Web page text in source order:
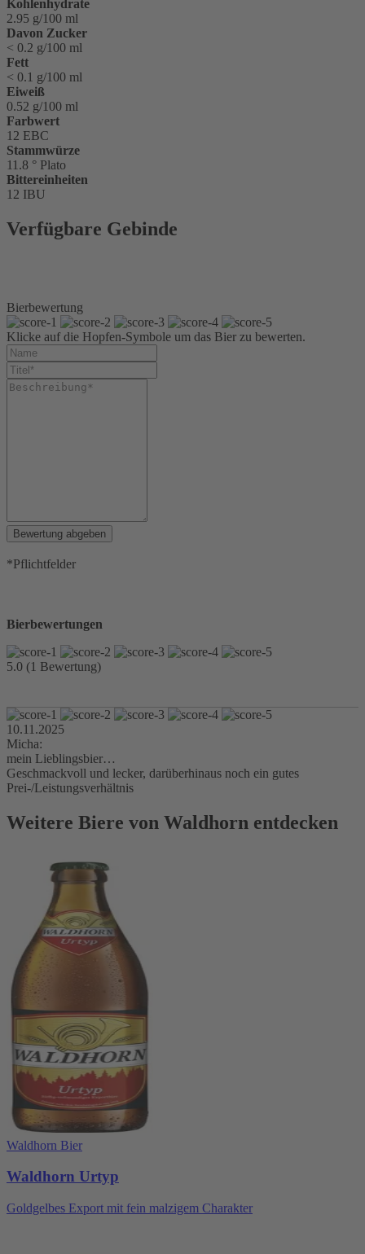
Kohlenhydrate
2.95 g/100 ml
Davon Zucker
< 0.2 g/100 ml
Fett
< 0.1 g/100 ml
Eiweiß
0.52 g/100 ml
Farbwert
12 EBC
Stammwürze
11.8 ° Plato
Bittereinheiten
12 IBU
Verfügbare Gebinde
Bierbewertung
Klicke auf die Hopfen-Symbole um das Bier zu bewerten.
Bewertung abgeben
*Pflichtfelder
Bierbewertungen
5.0 (1 Bewertung)
10.11.2025
Micha:
mein Lieblingsbier…
Geschmackvoll und lecker, darüberhinaus noch ein gutes
Prei-/Leistungsverhältnis
Weitere Biere von Waldhorn entdecken
Waldhorn Bier
Waldhorn Urtyp
Goldgelbes Export mit fein malzigem Charakter